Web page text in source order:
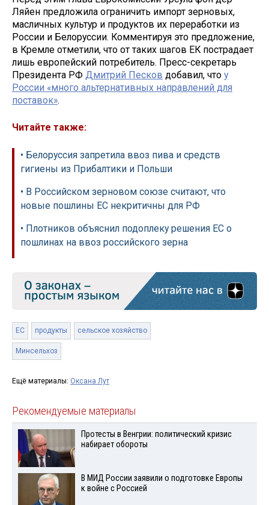
Ляйен предложила ограничить импорт зерновых,
масличных культур и продуктов их переработки из
России и Белоруссии. Комментируя это предложение,
в Кремле отметили, что от таких шагов ЕК пострадает
лишь европейский потребитель. Пресс-секретарь
Президента РФ Дмитрий Песков добавил, что у
России «много альтернативных направлений для
поставок».
Читайте также:
• Белоруссия запретила ввоз пива и средств
гигиены из Прибалтики и Польши
• В Российском зерновом союзе считают, что
новые пошлины ЕС некритичны для РФ
• Плотников объяснил подоплеку решения ЕС о
пошлинах на ввоз российского зерна
ЕС продукты сельское хозяйство
Минсельхоз
Ещё материалы: Оксана Лут
Рекомендуемые материалы
Протесты в Венгрии: политический кризис
набирает обороты
В МИД России заявили о подготовке Европы
к войне с Россией